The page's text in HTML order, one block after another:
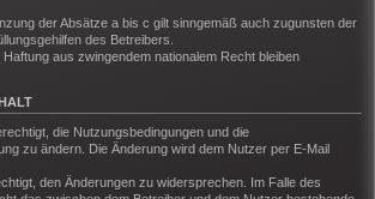
der Absätze a bis c gilt sinngemäß auch zugunsten der
des Betreibers.
aus zwingendem nationalem Recht bleiben
die Nutzungsbedingungen und die
zu ändern. Die Änderung wird dem Nutzer per E-Mail
den Änderungen zu widersprechen. Im Falle des